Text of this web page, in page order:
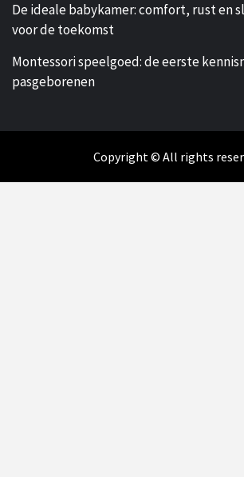
De ideale babykamer: comfort, rust en
voor de toekomst
Montessori speelgoed: de eerste
pasgeborenen
Copyright © All rights